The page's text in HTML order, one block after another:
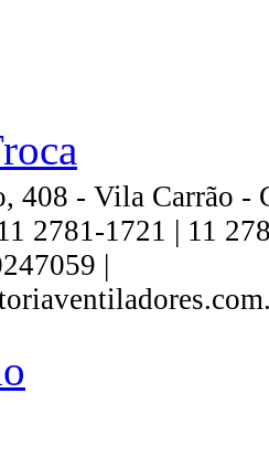
408 - Vila Carrão -
2781-1721 | 11
|